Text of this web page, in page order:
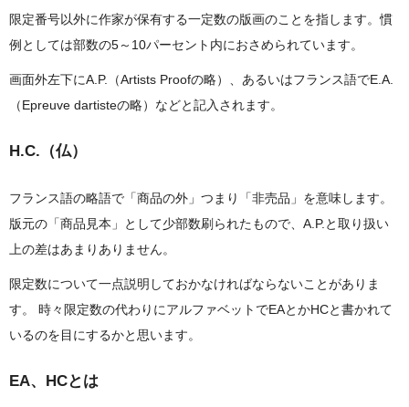
限定番号以外に作家が保有する一定数の版画のことを指します。慣
例としては部数の5～10パーセント内におさめられています。
画面外左下にA.P.（Artists Proofの略）、あるいはフランス語でE.A.
（Epreuve dartisteの略）などと記入されます。
H.C.（仏）
フランス語の略語で「商品の外」つまり「非売品」を意味します。
版元の「商品見本」として少部数刷られたもので、A.P.と取り扱い
上の差はあまりありません。
限定数について一点説明しておかなければならないことがありま
す。 時々限定数の代わりにアルファベットでEAとかHCと書かれて
いるのを目にするかと思います。
EA、HCとは